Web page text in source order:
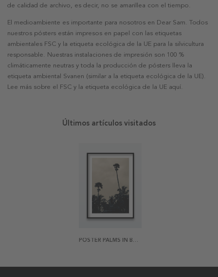
de calidad de archivo, es decir, no se amarillea con el tiempo.
El medioambiente es importante para nosotros en Dear Sam. Todos
nuestros pósters están impresos en papel con las etiquetas
ambientales FSC y la etiqueta ecológica de la UE para la silvicultura
responsable. Nuestras instalaciones de impresión son 100 %
climáticamente neutras y toda la producción de pósters lleva la
etiqueta ambiental Svanen (similar a la etiqueta ecológica de la UE).
Lee más sobre el FSC y la etiqueta ecológica de la UE aquí.
Últimos artículos visitados
POSTER PALMS IN BAD WEATHER